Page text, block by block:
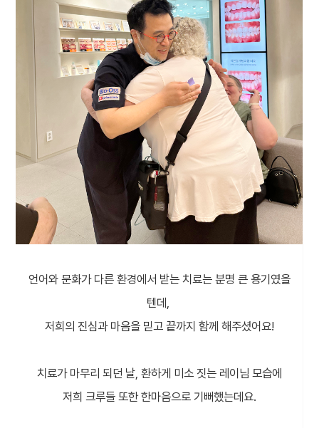
언어와 문화가 다른 환경에서 받는 치료는 분명 큰 용기였을
텐데,
저희의 진심과 마음을 믿고 끝까지 함께 해주셨어요!
치료가 마무리 되던 날, 환하게 미소 짓는 레이님 모습에
저희 크루들 또한 한마음으로 기뻐했는데요.